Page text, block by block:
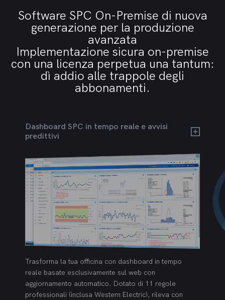
Software SPC On-Premise di nuova
generazione per la produzione
avanzata
Implementazione sicura on-premise
con una licenza perpetua una tantum:
dì addio alle trappole degli
abbonamenti.
Dashboard SPC in tempo reale e avvisi
predittivi
Trasforma la tua officina con dashboard in tempo
reale basate esclusivamente sul web con
aggiornamento automatico. Dotato di 11 regole
professionali (inclusa Western Electric), rileva con